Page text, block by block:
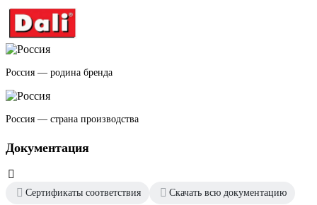
Россия — родина бренда
Россия — страна производства
Документация
Сертификаты соответствия Скачать всю документацию